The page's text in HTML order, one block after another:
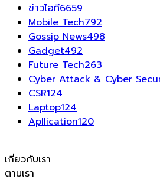
ข่าวไอที6659
Mobile Tech792
Gossip News498
Gadget492
Future Tech263
Cyber Attack & Cyber
CSR124
Laptop124
Apllication120
เกี่ยวกับเรา
ตามเรา